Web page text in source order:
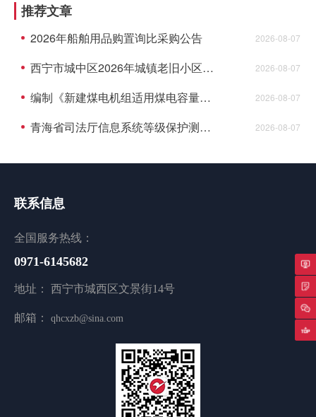
推荐文章
2026年船舶用品购置询比采购公告 2026-08-07
西宁市城中区2026年城镇老旧小区综合墅治项目--民俗风情园等2个小区监理成交结果公告 2026-08-07
编制《新建煤电机组适用煤电容量电价机制认定及老旧机组关停技术评估》成交结果公告 2026-08-07
青海省司法厅信息系统等级保护测评项目成交结果公告 2026-08-07
联系信息
全国服务热线：
0971-6145682
地址： 西宁市城西区文景街14号
邮箱： qhcxzb@sina.com
专
返